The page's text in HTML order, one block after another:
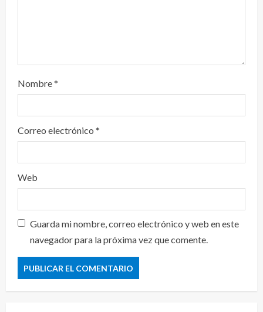
Nombre*
Correo electrónico *
Web
Guarda mi nombre, correo electrónico y web en este
navegador para la próxima vez que comente.